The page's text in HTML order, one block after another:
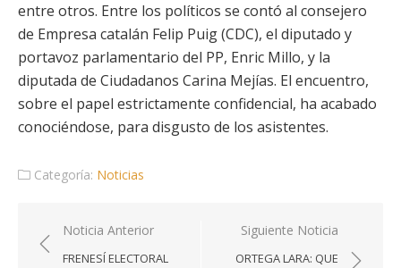
entre otros. Entre los políticos se contó al consejero
de Empresa catalán Felip Puig (CDC), el diputado y
portavoz parlamentario del PP, Enric Millo, y la
diputada de Ciudadanos Carina Mejías. El encuentro,
sobre el papel estrictamente confidencial, ha acabado
conociéndose, para disgusto de los asistentes.
Categoría: Noticias
Navegación
de
Noticia Anterior
FRENESÍ ELECTORAL
Siguiente Noticia
ORTEGA LARA: QUE